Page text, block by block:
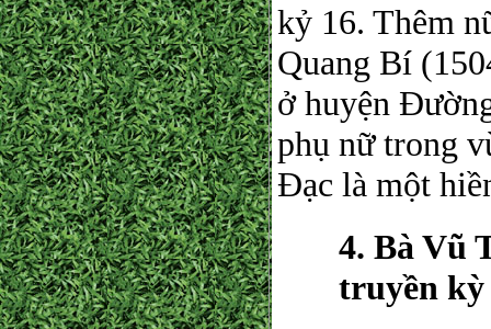
kỷ 16. Thêm
Quang Bí
ở huyện
phụ nữ trong
Đạc là một
4. Bà Vũ
truyền